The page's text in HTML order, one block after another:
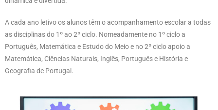
A cada ano letivo os alunos têm o acompanhamento escolar a todas
as disciplinas do 1º ao 2º ciclo. Nomeadamente no 1º ciclo a
Português, Matemática e Estudo do Meio e no 2º ciclo apoio a
Matemática, Ciências Naturais, Inglês, Português e História e
Geografia de Portugal.